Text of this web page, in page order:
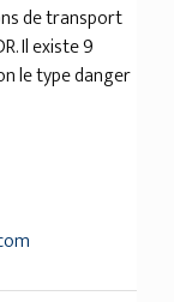
de transport
Il existe 9
le type danger